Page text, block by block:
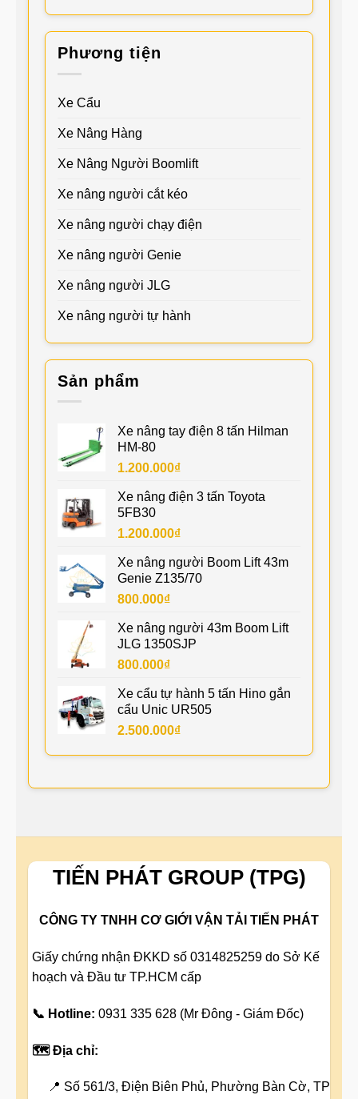
Phương tiện
Xe Cẩu
Xe Nâng Hàng
Xe Nâng Người Boomlift
Xe nâng người cắt kéo
Xe nâng người chạy điện
Xe nâng người Genie
Xe nâng người JLG
Xe nâng người tự hành
Sản phẩm
Xe nâng tay điện 8 tấn Hilman
HM-80
1.200.000₫
Xe nâng điện 3 tấn Toyota
5FB30
1.200.000₫
Xe nâng người Boom Lift 43m
Genie Z135/70
800.000₫
Xe nâng người 43m Boom Lift
JLG 1350SJP
800.000₫
Xe cẩu tự hành 5 tấn Hino gắn
cẩu Unic UR505
2.500.000₫
TIẾN PHÁT GROUP (TPG)
CÔNG TY TNHH CƠ GIỚI VẬN TẢI TIẾN PHÁT
Giấy chứng nhận ĐKKD số 0314825259 do Sở Kế
hoạch và Đầu tư TP.HCM cấp
📞 Hotline: 0931 335 628 (Mr Đông - Giám Đốc)
🗺️ Địa chỉ:
📍 Số 561/3, Điện Biên Phủ, Phường Bàn Cờ, TP